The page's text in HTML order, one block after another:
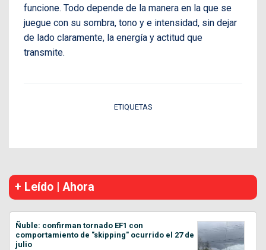
funcione. Todo depende de la manera en la que se
juegue con su sombra, tono y e intensidad, sin dejar
de lado claramente, la energía y actitud que
transmite.
ETIQUETAS
+ Leído | Ahora
Ñuble: confirman tornado EF1 con
comportamiento de "skipping" ocurrido el 27 de
julio